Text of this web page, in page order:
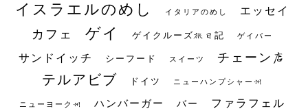
イスラエルのめし イタリアのめし エッセイ
カフェ ゲイ ゲイクルーズ旅日記 ゲイバー
サンドイッチ シーフード スイーツ チェーン店
テルアビブ ドイツ ニューハンプシャー州
ニューヨーク州 ハンバーガー バー ファラフェル